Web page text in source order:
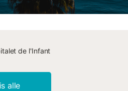
de l'Infant
alle